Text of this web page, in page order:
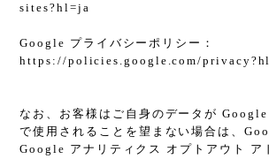
sites?hl=ja
Google プライバシーポリシー：
https://policies.google.com/
なお、お客様はご自身のデータが
で使用されることを望まない場合は、
Google アナリティクス オプトアウト ア